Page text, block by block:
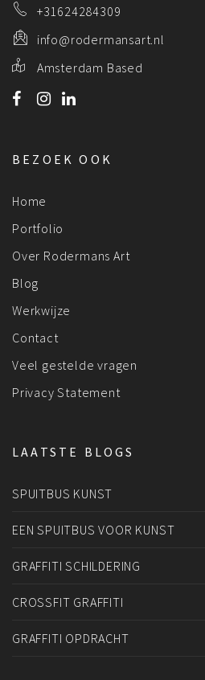
+31624284309
info@rodermansart.nl
Amsterdam Based
BEZOEK OOK
Home
Portfolio
Over Rodermans Art
Blog
Werkwijze
Contact
Veel gestelde vragen
Privacy Statement
LAATSTE BLOGS
SPUITBUS KUNST
EEN SPUITBUS VOOR KUNST
GRAFFITI SCHILDERING
CROSSFIT GRAFFITI
GRAFFITI OPDRACHT